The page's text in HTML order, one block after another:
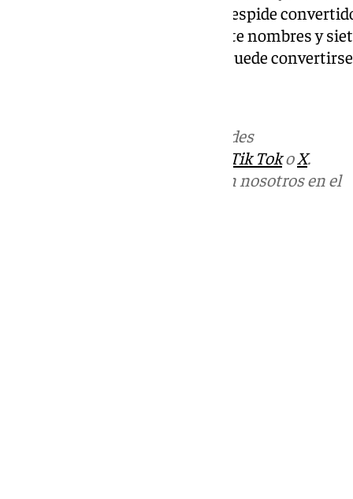
invita a la prudencia. Junio se despide
en aguas malagueñas y deja siete nombres y
agua, protagonista del verano, puede
en las redes
Tik TokoX.
Puedes ponerte en contacto con nosotros en el